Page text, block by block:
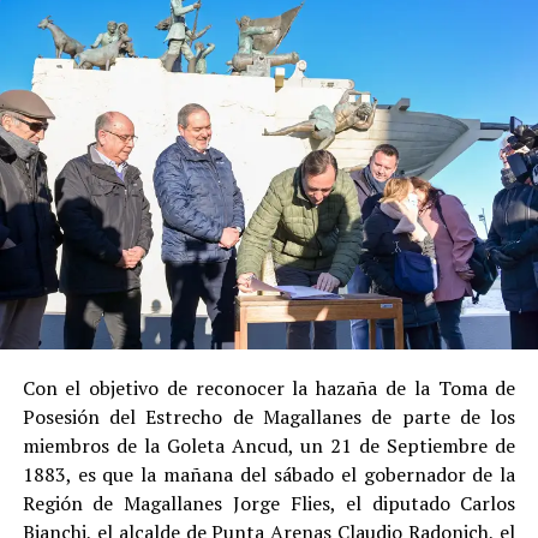
en libertad bajo supervisión del Centro de Reinserción
Social de Gendarmería.
Entre las razones que permitieron esta medida, según la
Justicia, se consideraron dosatenuantes:
Sucolaboración sustancial con la investigación,
al admitir los hechos.
Suconducta anterior irreprochable , al no
registrar antecedentes penales previos.
Estas circunstancias jurídicas, sumadas al
procedimiento abreviado, redujeron la posibilidad de un
cumplimiento efectivo en recinto penitenciario.
Indemnización a la víctima y nueva investigación
por ocultamiento de bienes
En el ámbito civil, elJuzgado de Letras de Castrodictó
Con el objetivo de reconocer la hazaña de la Toma de
Posesión del Estrecho de Magallanes de parte de los
miembros de la Goleta Ancud, un 21 de Septiembre de
1883, es que la mañana del sábado el gobernador de la
Región de Magallanes Jorge Flies, el diputado Carlos
Bianchi, el alcalde de Punta Arenas Claudio Radonich, el